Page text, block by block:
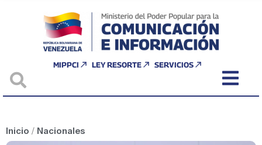
MIPPCI LEY RESORTE SERVICIOS
Inicio / Nacionales